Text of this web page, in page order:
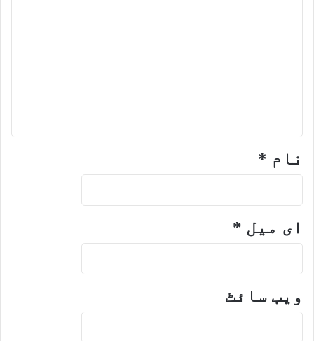
نام *
ای میل *
ویب‌ سائٹ